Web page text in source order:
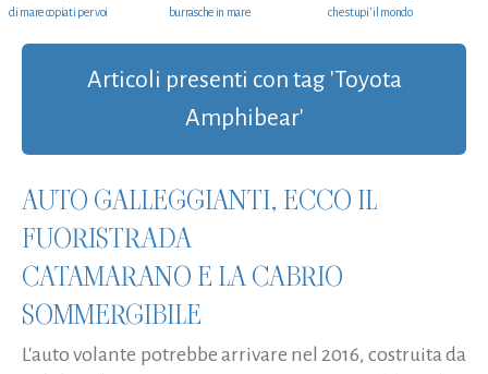
di mare copiati per voi
burrasche in mare
che stupi' il mondo
Articoli presenti con tag 'Toyota
Amphibear'
AUTO GALLEGGIANTI, ECCO IL
FUORISTRADA
CATAMARANO E LA CABRIO
SOMMERGIBILE
L'auto volante potrebbe arrivare nel 2016, costruita da